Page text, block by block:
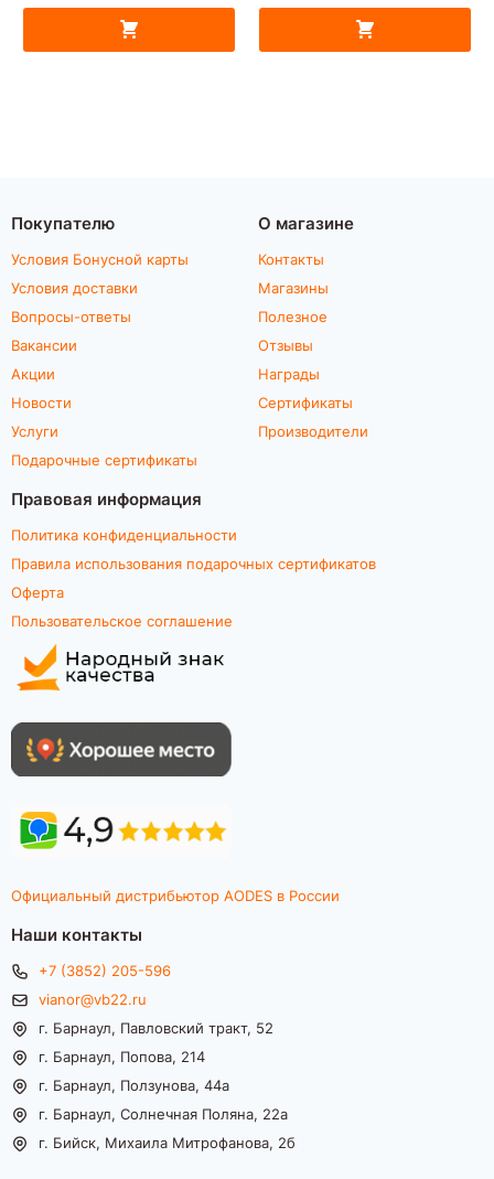
Покупателю
Условия Бонусной карты
Условия доставки
Вопросы-ответы
Вакансии
Акции
Новости
Услуги
Подарочные сертификаты
О магазине
Контакты
Магазины
Полезное
Отзывы
Награды
Сертификаты
Производители
Правовая информация
Политика конфиденциальности
Правила использования подарочных сертификатов
Оферта
Пользовательское соглашение
Официальный дистрибьютор AODES в России
Наши контакты
+7 (3852) 205-596
vianor@vb22.ru
г. Барнаул, Павловский тракт, 52
г. Барнаул, Попова, 214
г. Барнаул, Ползунова, 44а
г. Барнаул, Солнечная Поляна, 22а
г. Бийск, Михаила Митрофанова, 2б